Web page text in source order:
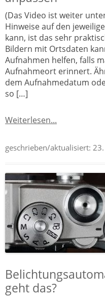
(Das Video ist weiter
Hinweise auf den
kann, ist das sehr
Bildern mit Ortsdaten
Aufnahmen helfen, falls
Aufnahmeort erinnert.
dem Aufnahmedatum
so […]
Weiterlesen...
geschrieben/aktualisiert:
geht das?